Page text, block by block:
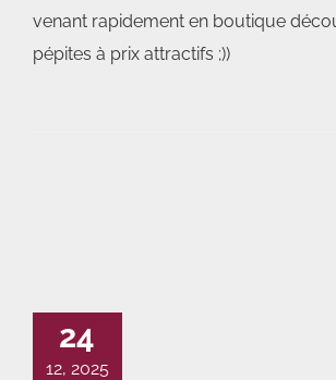
venant rapidement en boutique
pépites à prix attractifs ;))
24
12, 2025